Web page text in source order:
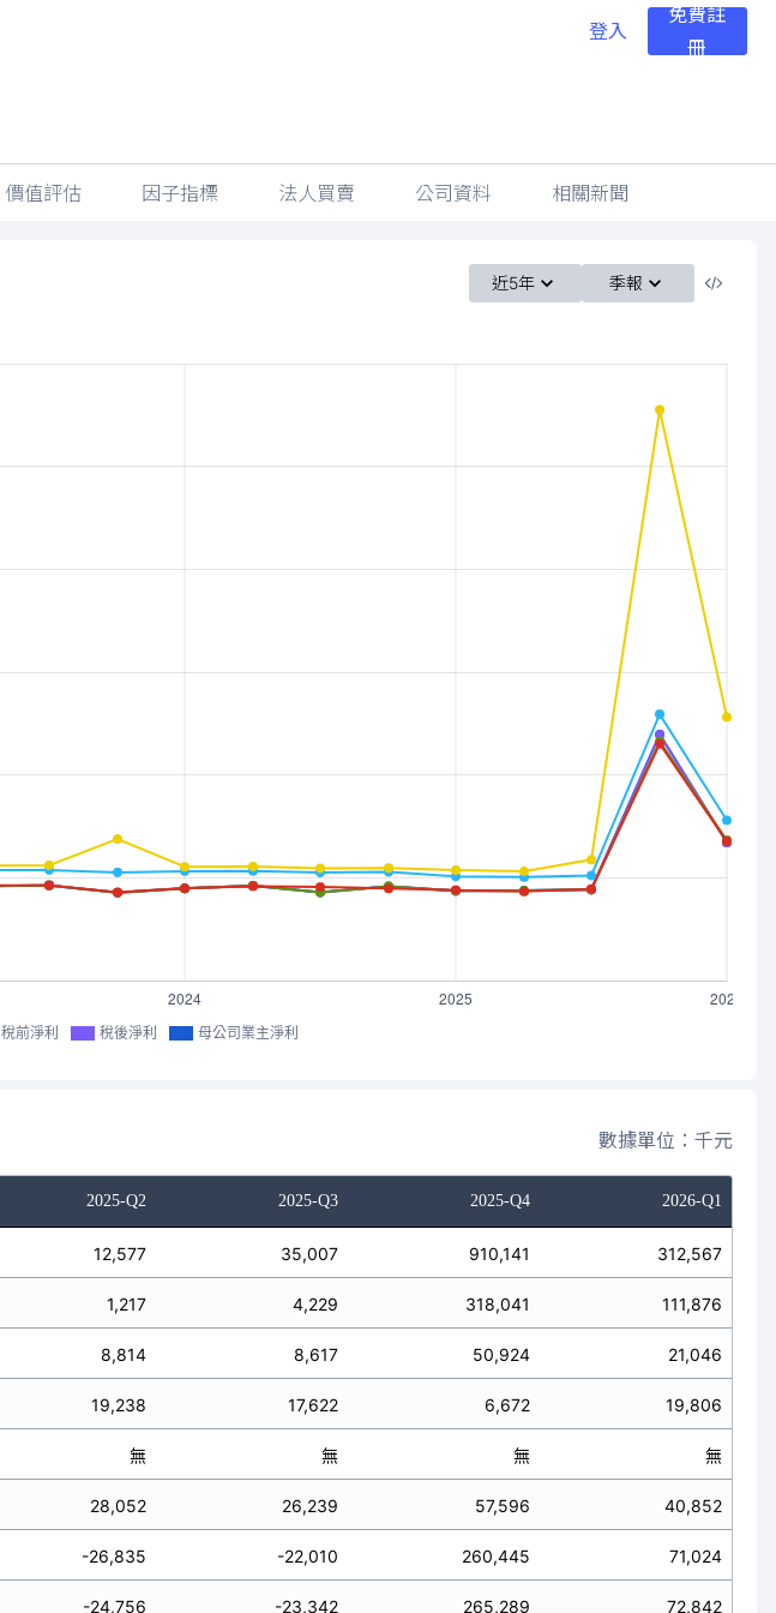
登入
免費註
冊
價值評估 因子指標 法人買賣 公司資料 相關新聞
近5年 季報
稅前淨利 稅後淨利 母公司業主淨利
數據單位：千元
2025-Q2 2025-Q3 2025-Q4 2026-Q1
12,577 35,007 910,141 312,567
1,217 4,229 318,041 111,876
8,814 8,617 50,924 21,046
19,238 17,622 6,672 19,806
無 無 無 無
28,052 26,239 57,596 40,852
-26,835 -22,010 260,445 71,024
-24,756 -23,342 265,289 72,842